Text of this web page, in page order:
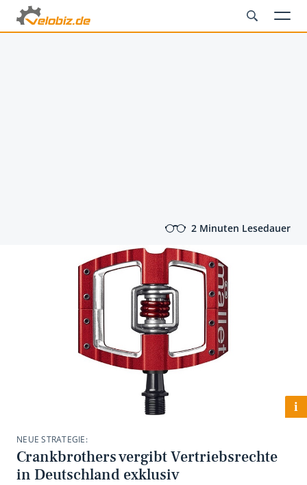
2 Minuten Lesedauer
i
NEUE STRATEGIE:
Crankbrothers vergibt Vertriebsrechte
in Deutschland exklusiv